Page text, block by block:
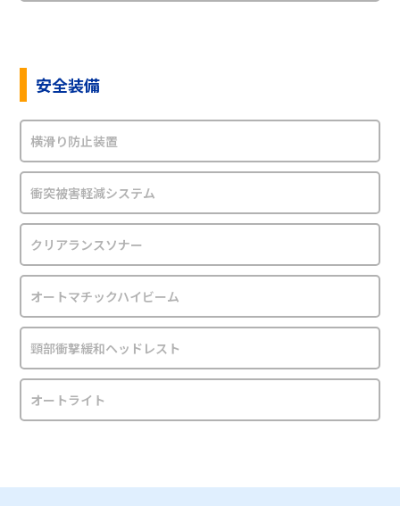
安全装備
横滑り防止装置
衝突被害軽減システム
クリアランスソナー
オートマチックハイビーム
頸部衝撃緩和ヘッドレスト
オートライト